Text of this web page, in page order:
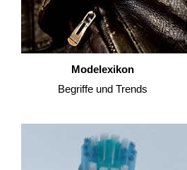
Modelexikon
Begriffe und Trends